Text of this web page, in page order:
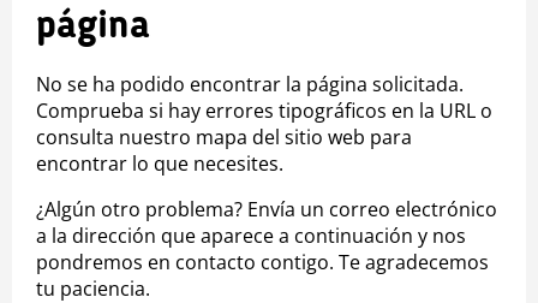
página
No se ha podido encontrar la página solicitada.
Comprueba si hay errores tipográficos en la URL o
consulta nuestro mapa del sitio web para
encontrar lo que necesites.
¿Algún otro problema? Envía un correo electrónico
a la dirección que aparece a continuación y nos
pondremos en contacto contigo. Te agradecemos
tu paciencia.